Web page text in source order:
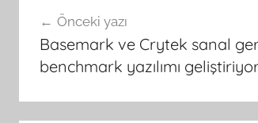
gezinmesi
Önceki yazı
Basemark ve Crytek sanal
benchmark yazılımı